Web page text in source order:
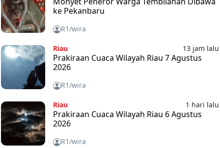
ke Pekanbaru
R1/wira
Riau 13 jam lalu
Prakiraan Cuaca Wilayah Riau 7 Agustus
2026
R1/wira
Riau 1 hari lalu
Prakiraan Cuaca Wilayah Riau 6 Agustus
2026
R1/wira